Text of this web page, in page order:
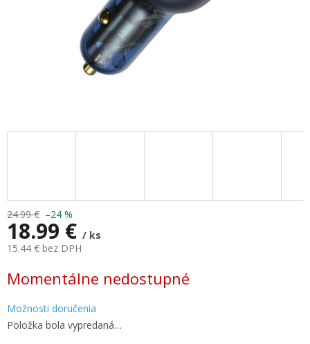
24.99 € –24 %
18.99 € / ks
15.44 € bez DPH
cena:
Momentálne nedostupné
Možnosti doručenia
Položka bola vypredaná…